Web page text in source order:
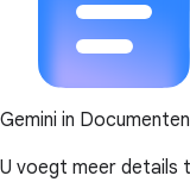
Gemini in Documenten
U voegt meer details